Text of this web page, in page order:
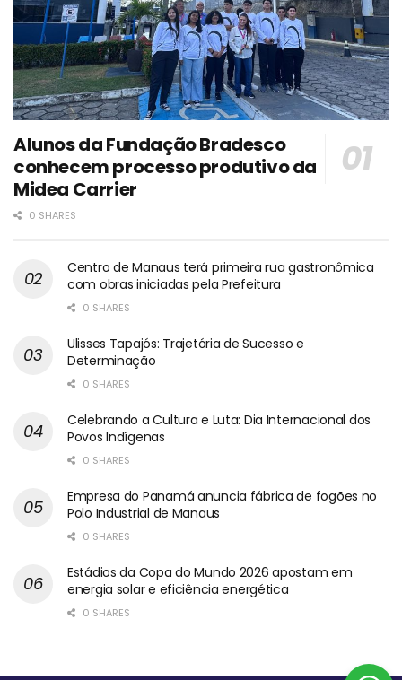
Alunos da Fundação Bradesco
conhecem processo produtivo da
Midea Carrier
0 SHARES
Centro de Manaus terá primeira rua gastronômica
com obras iniciadas pela Prefeitura
0 SHARES
Ulisses Tapajós: Trajetória de Sucesso e
Determinação
0 SHARES
Celebrando a Cultura e Luta: Dia Internacional dos
Povos Indígenas
0 SHARES
Empresa do Panamá anuncia fábrica de fogões no
Polo Industrial de Manaus
0 SHARES
Estádios da Copa do Mundo 2026 apostam em
energia solar e eficiência energética
0 SHARES